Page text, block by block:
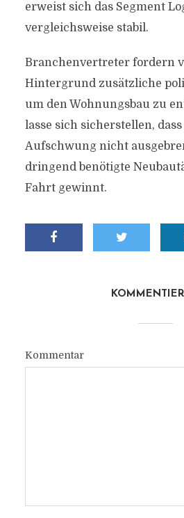
erweist sich das Segment
vergleichsweise stabil.
Branchenvertreter fordern
Hintergrund zusätzliche
um den Wohnungsbau zu
lasse sich sicherstellen,
Aufschwung nicht
dringend benötigte
Fahrt gewinnt.
Kommentar